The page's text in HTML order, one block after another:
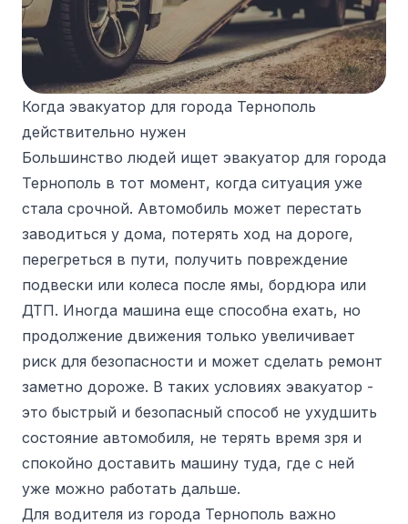
Когда эвакуатор для города Тернополь
действительно нужен
Большинство людей ищет эвакуатор для города
Тернополь в тот момент, когда ситуация уже
стала срочной. Автомобиль может перестать
заводиться у дома, потерять ход на дороге,
перегреться в пути, получить повреждение
подвески или колеса после ямы, бордюра или
ДТП. Иногда машина еще способна ехать, но
продолжение движения только увеличивает
риск для безопасности и может сделать ремонт
заметно дороже. В таких условиях эвакуатор -
это быстрый и безопасный способ не ухудшить
состояние автомобиля, не терять время зря и
спокойно доставить машину туда, где с ней
уже можно работать дальше.
Для водителя из города Тернополь важно